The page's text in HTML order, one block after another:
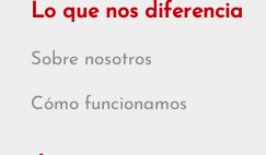
Lo que nos diferencia
Sobre nosotros
Cómo funcionamos